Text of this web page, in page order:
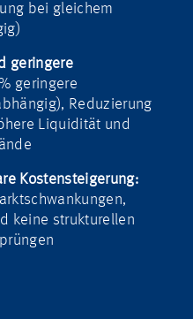
bei gleichem
geringere
geringere
Reduzierung
Liquidität und
Kostensteigerung:
keine strukturellen